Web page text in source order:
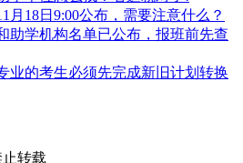
月18日9:00公布，需要注意什么？
助学机构名单已公布，报班前先查
业的考生必须先完成新旧计划转换
转载